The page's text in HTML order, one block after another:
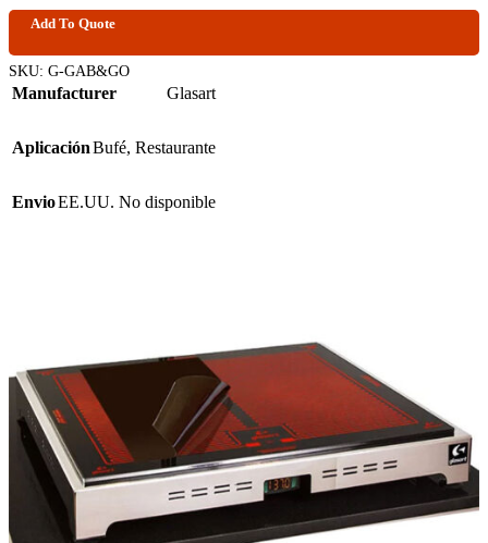
Add To Quote
SKU: G-GAB&GO
Manufacturer Glasart
AplicaciónBufé, Restaurante
EnvioEE.UU. No disponible